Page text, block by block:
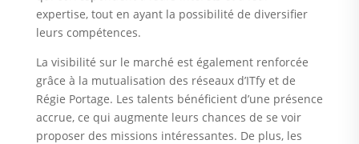
expertise, tout en ayant la possibilité de diversifier
leurs compétences.
La visibilité sur le marché est également renforcée
grâce à la mutualisation des réseaux d’ITfy et de
Régie Portage. Les talents bénéficient d’une présence
accrue, ce qui augmente leurs chances de se voir
proposer des missions intéressantes. De plus, les